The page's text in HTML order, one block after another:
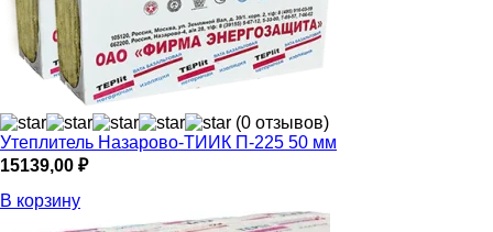
(0 отзывов)
Утеплитель Назарово-ТИИК П-225 50 мм
15139,00 ₽
В корзину